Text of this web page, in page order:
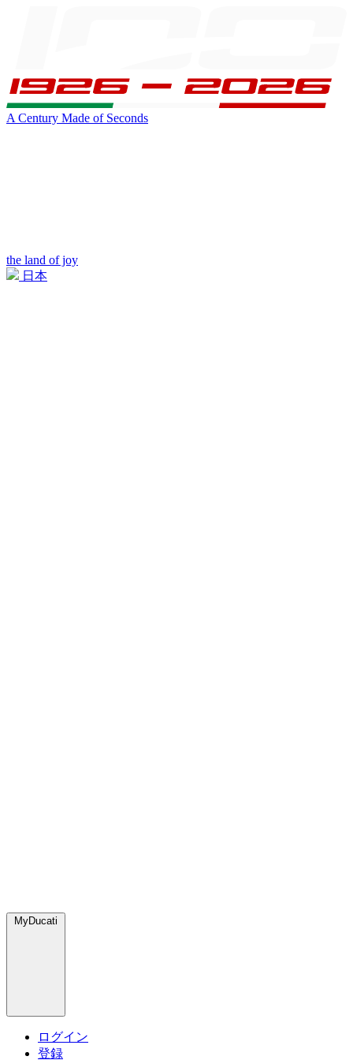
A Century Made of Seconds
the land of joy
日本
MyDucati
ログイン
登録